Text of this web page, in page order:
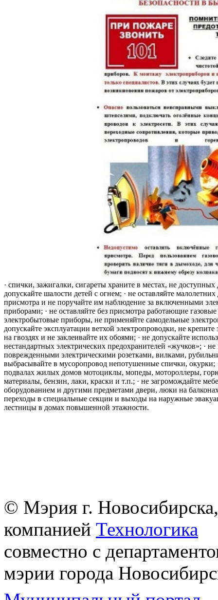
· спички, зажигалки, сигареты храните в местах, не доступных
допускайте шалости детей с огнем; · не оставляйте малолетних
присмотра и не поручайте им наблюдение за включенными
приборами; · не оставляйте без присмотра работающие
электробытовые приборы, не применяйте самодельные
допускайте эксплуатации ветхой электропроводки, не крепите
на гвоздях и не заклеивайте их обоями; · не допускайте
нестандартных электрических предохранителей «жучков»; · не
поврежденными электрическими розетками, вилками,
выбрасывайте в мусоропровод непотушенные спички, окурки;
подвалах жилых домов мотоциклы, мопеды, мотороллеры,
материалы, бензин, лаки, краски и т.п.; · не загромождайте
оборудованием и другими предметами двери, люки на
переходы в специальные секции и выходы на наружные
лестницы в домах повышенной этажности.
© Мэрия г.
компанией Технологика
совместно с
мэрии города